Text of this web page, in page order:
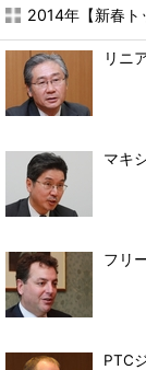
2014年【新春ト
リニ
マキ
フリ
PTC